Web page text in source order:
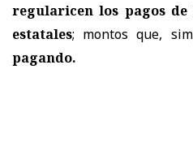
regularicen los pagos
estatales; montos que,
pagando.